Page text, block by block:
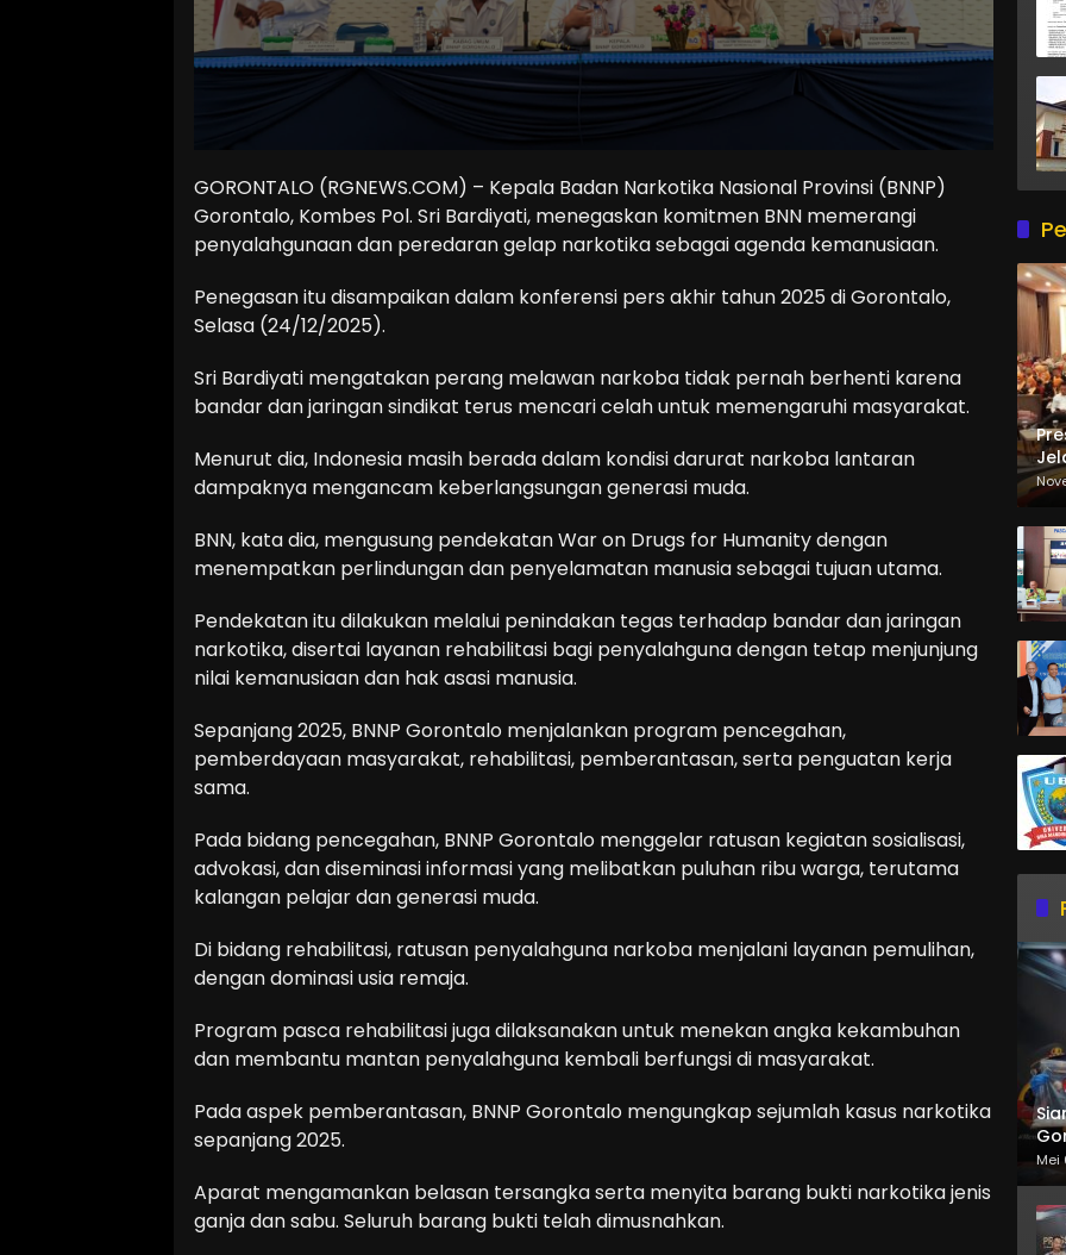
GORONTALO (RGNEWS.COM) – Kepala Badan Narkotika Nasional Provinsi (BNNP)
Gorontalo, Kombes Pol. Sri Bardiyati, menegaskan komitmen BNN memerangi
penyalahgunaan dan peredaran gelap narkotika sebagai agenda kemanusiaan.
Penegasan itu disampaikan dalam konferensi pers akhir tahun 2025 di Gorontalo,
Selasa (24/12/2025).
Sri Bardiyati mengatakan perang melawan narkoba tidak pernah berhenti karena
bandar dan jaringan sindikat terus mencari celah untuk memengaruhi masyarakat.
Menurut dia, Indonesia masih berada dalam kondisi darurat narkoba lantaran
dampaknya mengancam keberlangsungan generasi muda.
BNN, kata dia, mengusung pendekatan War on Drugs for Humanity dengan
menempatkan perlindungan dan penyelamatan manusia sebagai tujuan utama.
Pendekatan itu dilakukan melalui penindakan tegas terhadap bandar dan jaringan
narkotika, disertai layanan rehabilitasi bagi penyalahguna dengan tetap menjunjung
nilai kemanusiaan dan hak asasi manusia.
Sepanjang 2025, BNNP Gorontalo menjalankan program pencegahan,
pemberdayaan masyarakat, rehabilitasi, pemberantasan, serta penguatan kerja
sama.
Pada bidang pencegahan, BNNP Gorontalo menggelar ratusan kegiatan sosialisasi,
advokasi, dan diseminasi informasi yang melibatkan puluhan ribu warga, terutama
kalangan pelajar dan generasi muda.
Di bidang rehabilitasi, ratusan penyalahguna narkoba menjalani layanan pemulihan,
dengan dominasi usia remaja.
Program pasca rehabilitasi juga dilaksanakan untuk menekan angka kekambuhan
dan membantu mantan penyalahguna kembali berfungsi di masyarakat.
Pada aspek pemberantasan, BNNP Gorontalo mengungkap sejumlah kasus narkotika
sepanjang 2025.
Aparat mengamankan belasan tersangka serta menyita barang bukti narkotika jenis
ganja dan sabu. Seluruh barang bukti telah dimusnahkan.
Mei